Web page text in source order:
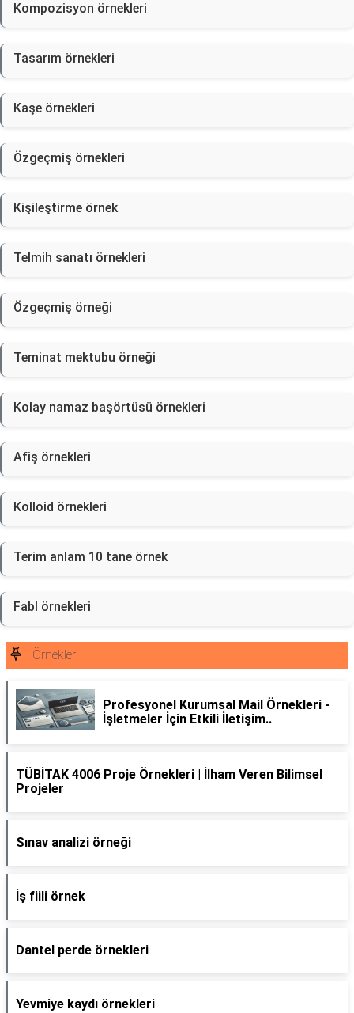
Kompozisyon örnekleri
Tasarım örnekleri
Kaşe örnekleri
Özgeçmiş örnekleri
Kişileştirme örnek
Telmih sanatı örnekleri
Özgeçmiş örneği
Teminat mektubu örneği
Kolay namaz başörtüsü örnekleri
Afiş örnekleri
Kolloid örnekleri
Terim anlam 10 tane örnek
Fabl örnekleri
Örnekleri
Profesyonel Kurumsal Mail Örnekleri -
İşletmeler İçin Etkili İletişim..
TÜBİTAK 4006 Proje Örnekleri | İlham Veren Bilimsel
Projeler
Sınav analizi örneği
İş fiili örnek
Dantel perde örnekleri
Yevmiye kaydı örnekleri